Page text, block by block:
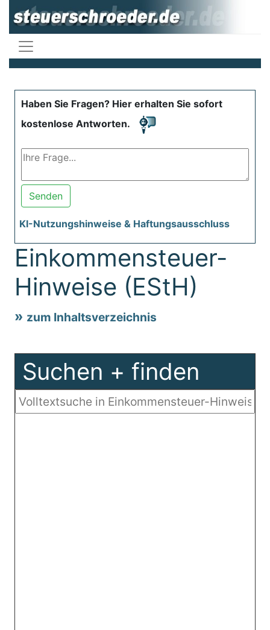
Haben Sie Fragen? Hier erhalten Sie sofort
kostenlose Antworten.
Senden
KI-Nutzungshinweise & Haftungsausschluss
Einkommensteuer-
Hinweise (EStH)
zum Inhaltsverzeichnis
Suchen + finden